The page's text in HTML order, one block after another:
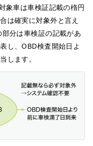
象車は車検証記載の楕円
は確実に対象外と言え
分は車検証の記載があ
し、OBD検査開始日よ
します。